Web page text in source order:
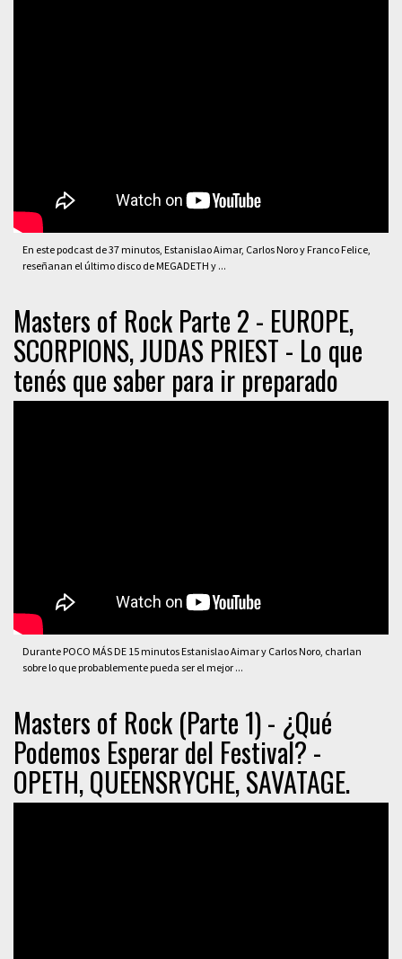
En este podcast de 37 minutos, Estanislao Aimar, Carlos Noro y Franco Felice,
reseñanan el último disco de MEGADETH y ...
Masters of Rock Parte 2 - EUROPE,
SCORPIONS, JUDAS PRIEST - Lo que
tenés que saber para ir preparado
Durante POCO MÁS DE 15 minutos Estanislao Aimar y Carlos Noro, charlan
sobre lo que probablemente pueda ser el mejor ...
Masters of Rock (Parte 1) - ¿Qué
Podemos Esperar del Festival? -
OPETH, QUEENSRYCHE, SAVATAGE.